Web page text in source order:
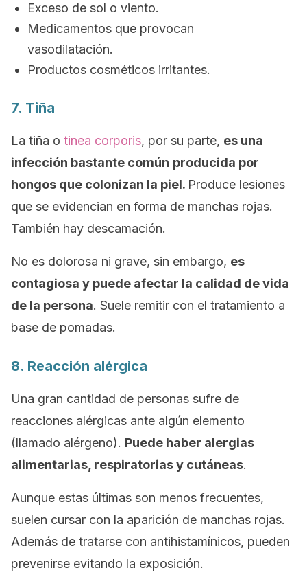
Exceso de sol o viento.
Medicamentos que provocan
vasodilatación.
Productos cosméticos irritantes.
7. Tiña
La tiña o tinea corporis, por su parte, es una
infección bastante común producida por
hongos que colonizan la piel. Produce lesiones
que se evidencian en forma de manchas rojas.
También hay descamación.
No es dolorosa ni grave, sin embargo, es
contagiosa y puede afectar la calidad de vida
de la persona. Suele remitir con el tratamiento a
base de pomadas.
8. Reacción alérgica
Una gran cantidad de personas sufre de
reacciones alérgicas ante algún elemento
(llamado alérgeno). Puede haber alergias
alimentarias, respiratorias y cutáneas.
Aunque estas últimas son menos frecuentes,
suelen cursar con la aparición de manchas rojas.
Además de tratarse con antihistamínicos, pueden
prevenirse evitando la exposición.